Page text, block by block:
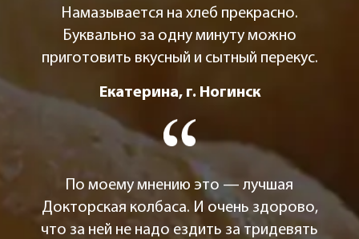
Намазывается на хлеб прекрасно.
Буквально за одну минуту можно
приготовить вкусный и сытный перекус.
Екатерина, г. Ногинск
По моему мнению это — лучшая
Докторская колбаса. И очень здорово,
что за ней не надо ездить за тридевять